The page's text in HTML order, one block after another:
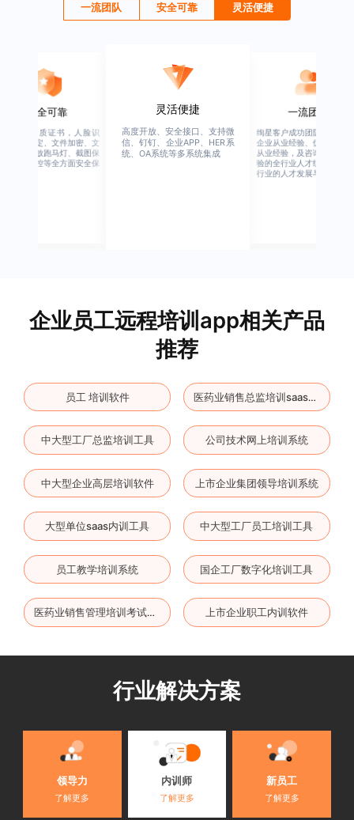
一流团队 安全可靠 灵活便捷
安全可靠
业权威资质证书，人脸识
、设备绑定、文件加密、文
水印、播放跑马灯、截图保
、权限管控等全方面安全保
灵活便捷
高度开放、安全接口、支持微
信、钉钉、企业APP、HER系
统、OA系统等多系统集成
一流团队
绚星客户成功团队，由有多
企业从业经验、优秀培训机
从业经验，及咨询公司从业
验的全行业人才组成，涉猎
行业的人才发展与培养模块
企业员工远程培训app相关产品
推荐
员工 培训软件 医药业销售总监培训saas软件
中大型工厂总监培训工具 公司技术网上培训系统
中大型企业高层培训软件 上市企业集团领导培训系统
大型单位saas内训工具 中大型工厂员工培训工具
员工教学培训系统 国企工厂数字化培训工具
医药业销售管理培训考试平台 上市企业职工内训软件
行业解决方案
领导力
了解更多
内训师
了解更多
新员工
了解更多